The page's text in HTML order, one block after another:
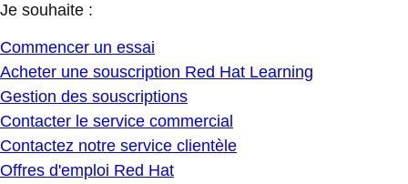
Je souhaite :
Commencer un essai
Acheter une souscription Red Hat Learning
Gestion des souscriptions
Contacter le service commercial
Contactez notre service clientèle
Offres d'emploi Red Hat